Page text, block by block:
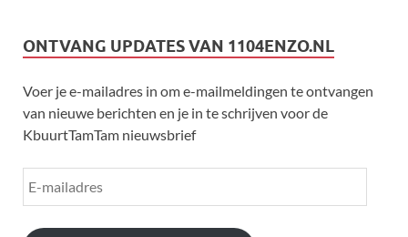
ONTVANG UPDATES VAN 1104ENZO.NL
Voer je e-mailadres in om e-mailmeldingen te ontvangen
van nieuwe berichten en je in te schrijven voor de
KbuurtTamTam nieuwsbrief